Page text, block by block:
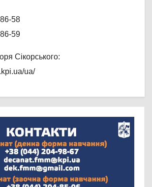
58
59
Сікорського:
ua/